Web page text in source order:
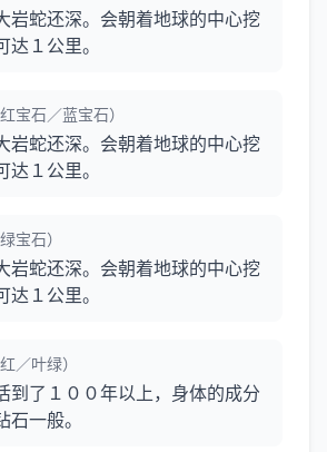
岩蛇还深。会朝着地球的中心挖
１公里。
宝石／蓝宝石）
岩蛇还深。会朝着地球的中心挖
１公里。
宝石）
岩蛇还深。会朝着地球的中心挖
１公里。
／叶绿）
到了１００年以上，身体的成分
一般。